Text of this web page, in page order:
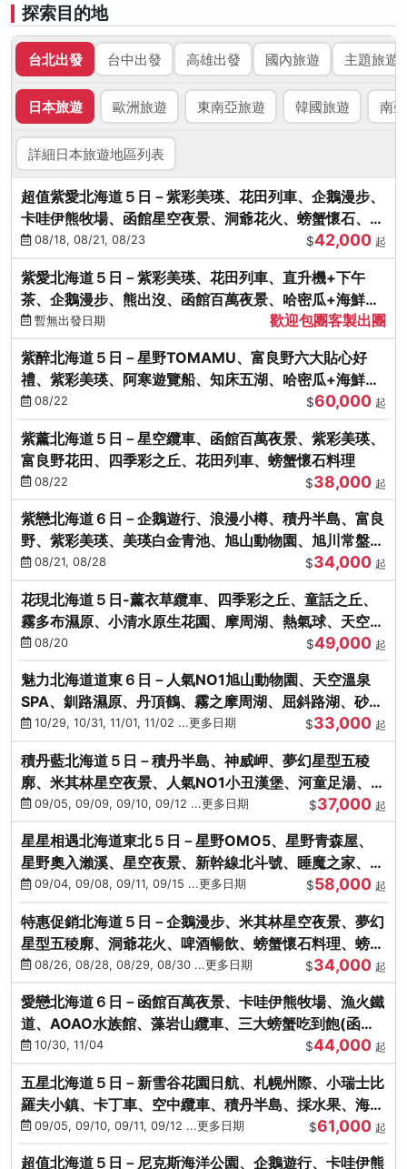
探索目的地
台北出發 台中出發 高雄出發 國內旅遊 主題旅遊
日本旅遊 歐洲旅遊 東南亞旅遊 韓國旅遊 南
詳細日本旅遊地區列表
超值紫愛北海道５日－紫彩美瑛、花田列車、企鵝漫步、
卡哇伊熊牧場、函館星空夜景、洞爺花火、螃蟹懷石、啤
酒暢飲
08/18, 08/21, 08/23 $42,000 起
紫愛北海道５日－紫彩美瑛、花田列車、直升機+下午
茶、企鵝漫步、熊出沒、函館百萬夜景、哈密瓜+海鮮和
牛八大螃蟹吃到飽
暫無出發日期 歡迎包團客製出團
紫醉北海道５日－星野TOMAMU、富良野六大貼心好
禮、紫彩美瑛、阿寒遊覽船、知床五湖、哈密瓜+海鮮和
牛螃蟹吃到飽
08/22 $60,000 起
紫薰北海道５日－星空纜車、函館百萬夜景、紫彩美瑛、
富良野花田、四季彩之丘、花田列車、螃蟹懷石料理
08/22 $38,000 起
紫戀北海道６日－企鵝遊行、浪漫小樽、積丹半島、富良
野、紫彩美瑛、美瑛白金青池、旭山動物園、旭川常盤旋
轉塔08/21, 08/28 $34,000 起
花現北海道５日-薰衣草纜車、四季彩之丘、童話之丘、
霧多布濕原、小清水原生花園、摩周湖、熱氣球、天空溫
泉SPA、螃蟹吃到飽
08/20 $49,000 起
魅力北海道道東６日－人氣NO1旭山動物園、天空溫泉
SPA、釧路濕原、丹頂鶴、霧之摩周湖、屈斜路湖、砂湯
體驗10/29, 10/31, 11/01, 11/02 ...更多日期 $33,000 起
積丹藍北海道５日－積丹半島、神威岬、夢幻星型五稜
廓、米其林星空夜景、人氣NO1小丑漢堡、河童足湯、奇
幻燈遊步道、璀璨溪谷
09/05, 09/09, 09/10, 09/12 ...更多日期 $37,000 起
星星相遇北海道東北５日－星野OMO5、星野青森屋、
星野奧入瀨溪、星空夜景、新幹線北斗號、睡魔之家、十
和田湖(不進免稅店)
09/04, 09/08, 09/11, 09/15 ...更多日期 $58,000 起
特惠促銷北海道５日－企鵝漫步、米其林星空夜景、夢幻
星型五稜廓、洞爺花火、啤酒暢飲、螃蟹懷石料理、螃蟹
吃到飽
08/26, 08/28, 08/29, 08/30 ...更多日期 $34,000 起
愛戀北海道６日－函館百萬夜景、卡哇伊熊牧場、漁火鐵
道、AOAO水族館、藻岩山纜車、三大螃蟹吃到飽(函館/
千歲)
10/30, 11/04 $44,000 起
五星北海道５日－新雪谷花園日航、札幌州際、小瑞士比
羅夫小鎮、卡丁車、空中纜車、積丹半島、採水果、海鮮
和牛螃蟹放題
09/05, 09/10, 09/11, 09/12 ...更多日期 $61,000 起
超值北海道５日－尼克斯海洋公園、企鵝遊行、卡哇伊熊